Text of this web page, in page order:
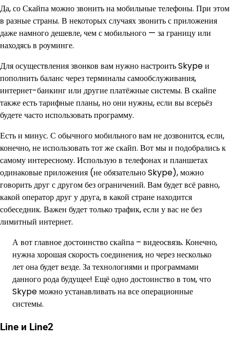
Да, со Скайпа можно звонить на мобильные телефоны. При этом
в разные страны. В некоторых случаях звонить с приложения
даже намного дешевле, чем с мобильного — за границу или
находясь в роуминге.
Для осуществления звонков вам нужно настроить Skype и
пополнить баланс через терминалы самообслуживания,
интернет-банкинг или другие платёжные системы. В скайпе
также есть тарифные планы, но они нужны, если вы всерьёз
будете часто использовать программу.
Есть и минус. С обычного мобильного вам не дозвонится, если,
конечно, не использовать тот же скайп. Вот мы и подобрались к
самому интересному. Использую в телефонах и планшетах
одинаковые приложения (не обязательно Skype), можно
говорить друг с другом без ограничений. Вам будет всё равно,
какой оператор друг у друга, в какой стране находится
собеседник. Важен будет только трафик, если у вас не без
лимитный интернет.
А вот главное достоинство скайпа – видеосвязь. Конечно,
нужна хорошая скорость соединения, но через несколько
лет она будет везде. За технологиями и программами
данного рода будущее! Ещё одно достоинство в том, что
Skype можно устанавливать на все операционные
системы.
Line и Line2